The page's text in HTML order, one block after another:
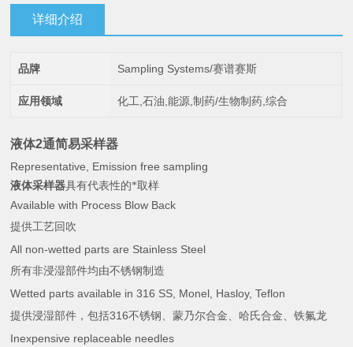
详细介绍
品牌 Sampling Systems/赛谱赛斯
应用领域 化工,石油,能源,制药/生物制药,综合
液体2通简易采样器
Representative, Emission free sampling
液体采样器具有代表性的*取样
Available with Process Blow Back
提供工艺回吹
All non-wetted parts are Stainless Steel
所有非浸湿部件均由不锈钢制造
Wetted parts available in 316 SS, Monel, Hasloy, Teflon
提供浸湿部件，包括316不锈钢、蒙乃尔合金、哈氏合金、铁氟龙
Inexpensive replaceable needles